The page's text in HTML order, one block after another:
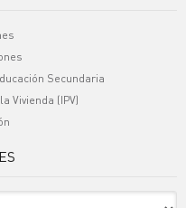
Secundaria
Vivienda (IPV)